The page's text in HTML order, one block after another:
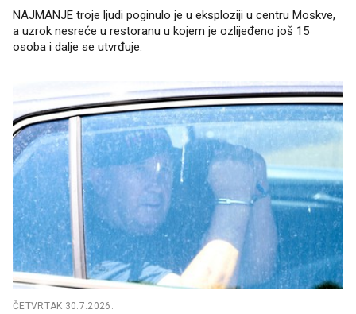
NAJMANJE troje ljudi poginulo je u eksploziji u centru Moskve,
a uzrok nesreće u restoranu u kojem je ozlijeđeno još 15
osoba i dalje se utvrđuje.
ČETVRTAK 30.7.2026.